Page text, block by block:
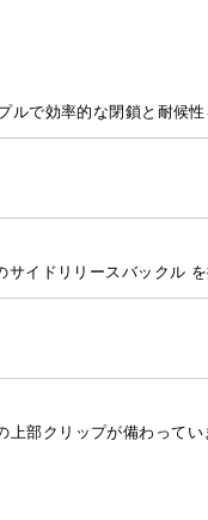
で効率的な閉鎖と耐候性
イドリリースバックル を
部クリップが備わってい